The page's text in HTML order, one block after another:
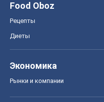
Food Oboz
Рецепты
Диеты
Экономика
Рынки и компании